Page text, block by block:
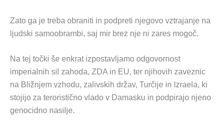
Zato ga je treba obraniti in podpreti njegovo vztrajanje na
ljudski samoobrambi, saj mir brez nje ni zares mogoč.
Na tej točki še enkrat izpostavljamo odgovornost
imperialnih sil zahoda, ZDA in EU, ter njihovih zaveznic
na Bližnjem vzhodu, zalivskih držav, Turčije in Izraela, ki
stojijo za teroristično vlado v Damasku in podpirajo njeno
genocidno nasilje.